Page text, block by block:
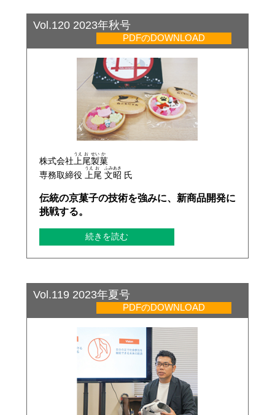
Vol.120 2023年秋号
PDFのDOWNLOAD
株式会社上
うえ
尾
お
製
せい
菓
か
専務取締役 上
うえ
尾
お
文
ふみ
昭
あき
氏
伝統の京菓子の技術を強みに、新商品開発に
挑戦する。
続きを読む
Vol.119 2023年夏号
PDFのDOWNLOAD